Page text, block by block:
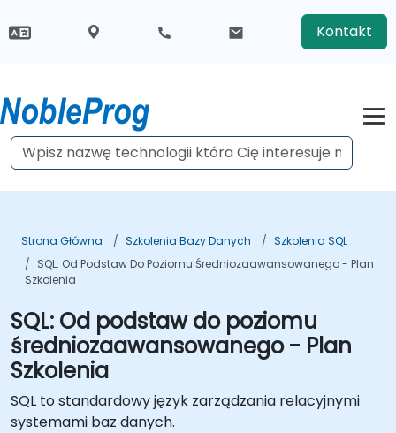
Kontakt
Strona Główna Szkolenia Bazy Danych
Szkolenia SQL
SQL: Od Podstaw Do Poziomu Średniozaawansowanego - Plan
Szkolenia
SQL: Od podstaw do poziomu
średniozaawansowanego - Plan
Szkolenia
SQL to standardowy język zarządzania relacyjnymi
systemami baz danych.